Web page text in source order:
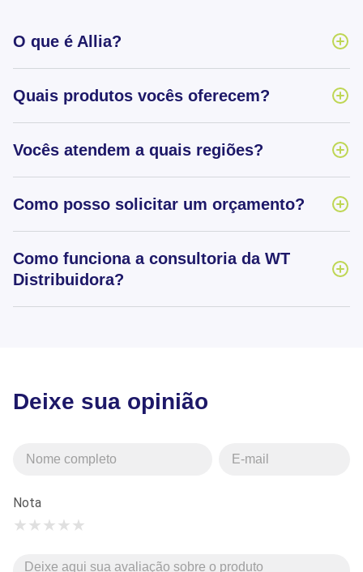
O que é Allia?
Quais produtos vocês oferecem?
Vocês atendem a quais regiões?
Como posso solicitar um orçamento?
Como funciona a consultoria da WT
Distribuidora?
Deixe sua opinião
Nota
★
★
★
★
★